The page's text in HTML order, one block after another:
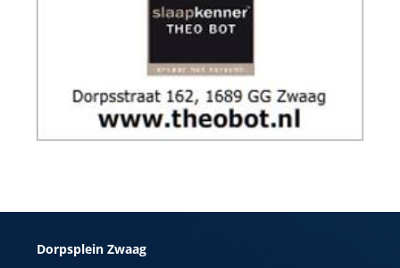
Dorpsplein Zwaag